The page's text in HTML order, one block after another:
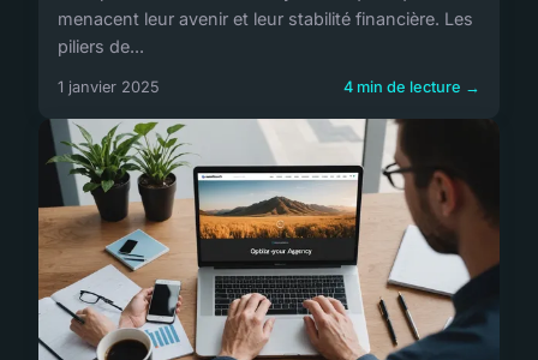
menacent leur avenir et leur stabilité financière. Les
piliers de...
1 janvier 2025 4 min de lecture →